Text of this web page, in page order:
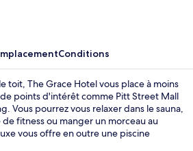
Conditions
toit, The Grace Hotel vous place à moins
points d'intérêt comme Pitt Street Mall
Vous pourrez vous relaxer dans le sauna,
fitness ou manger un morceau au
vous offre en outre une piscine